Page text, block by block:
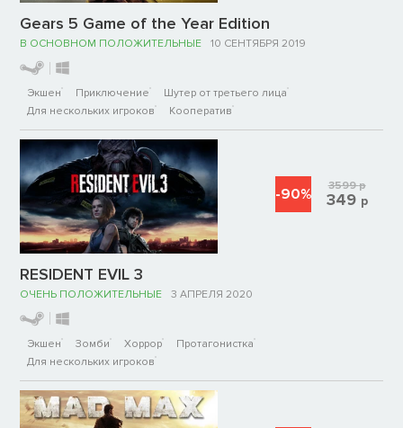
Gears 5 Game of the Year Edition
В ОСНОВНОМ ПОЛОЖИТЕЛЬНЫЕ 10 СЕНТЯБРЯ 2019
Экшен Приключение
Шутер от третьего лица
Для нескольких игроков
Кооператив
RESIDENT EVIL 3
ОЧЕНЬ ПОЛОЖИТЕЛЬНЫЕ 3 АПРЕЛЯ 2020
Экшен Зомби Хоррор
Протагонистка
Для нескольких игроков
-90% 3599р
349 р